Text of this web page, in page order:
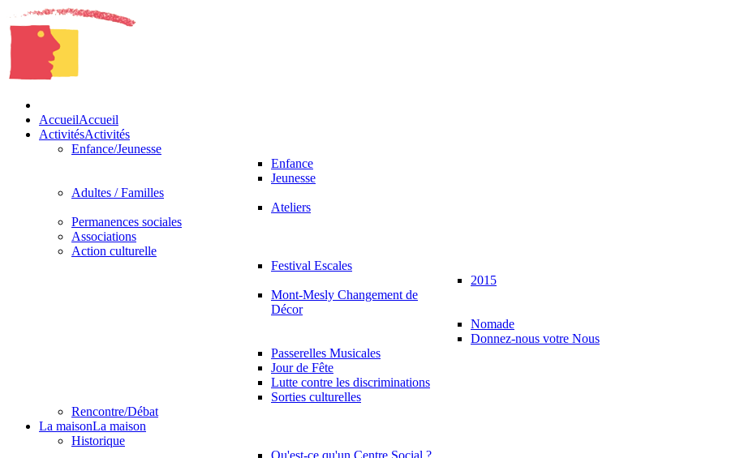
AccueilAccueil
ActivitésActivités
Enfance/Jeunesse
Enfance
Jeunesse
Adultes / Familles
Ateliers
Permanences sociales
Associations
Action culturelle
Festival Escales
2015
Mont-Mesly Changement de
Décor
Nomade
Donnez-nous votre Nous
Passerelles Musicales
Jour de Fête
Lutte contre les discriminations
Sorties culturelles
Rencontre/Débat
La maisonLa maison
Historique
Qu'est-ce qu'un Centre Social ?